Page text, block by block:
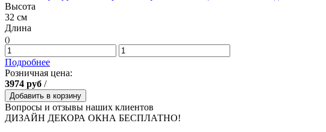
Высота
32 см
Длина
()
Подробнее
Розничная цена:
3974 руб /
Добавить в корзину
Вопросы и отзывы наших клиентов
ДИЗАЙН ДЕКОРА ОКНА БЕСПЛАТНО!